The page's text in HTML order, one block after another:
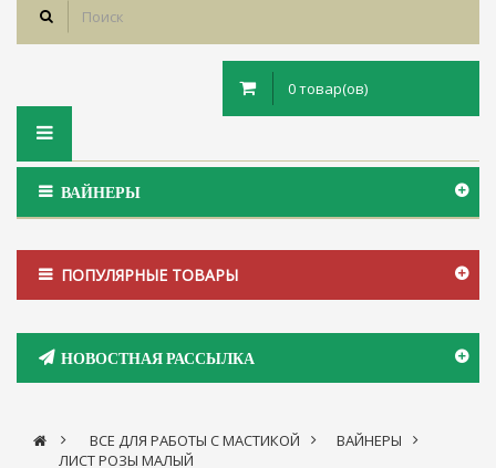
0 товар(ов)
Toggle
ВАЙНЕРЫ
ПОПУЛЯРНЫЕ ТОВАРЫ
НОВОСТНАЯ РАССЫЛКА
> ВСЕ ДЛЯ РАБОТЫ С МАСТИКОЙ >
ВАЙНЕРЫ
ЛИСТ РОЗЫ МАЛЫЙ